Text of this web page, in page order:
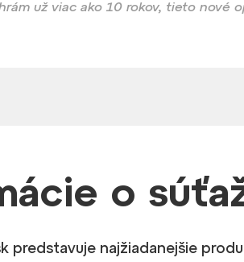
už viac ako 10 rokov, tieto nové
o
predstavuje najžiadanejšie